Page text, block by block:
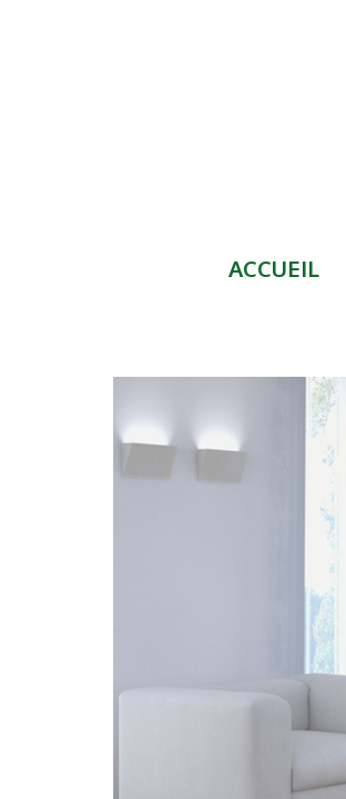
ACCUEIL